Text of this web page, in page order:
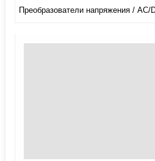
Преобразователи напряжения / AC/